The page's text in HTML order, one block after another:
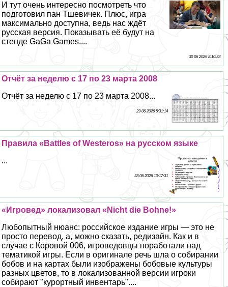
И тут очень интересно посмотреть что
подготовил пан Тшевичек. Плюс, игра
максимально доступна, ведь нас ждёт
русская версия. Показывать её будут на
стенде GaGa Games....
30 06 2026 8:10:33
Отчёт за неделю с 17 по 23 марта 2008
Отчёт за неделю с 17 по 23 марта 2008...
29 06 2026 5:31:14
Правила «Battles of Westeros» на русском языке
...
28 06 2026 10:17:31
«Игровед» локализовал «Nicht die Bohne!»
Любопытный нюанс: российское издание игры — это не
просто перевод, а, можно сказать, редизайн. Как и в
случае с Коровой 006, игроведовцы поработали над
тематикой игры. Если в оригинале речь шла о собирании
бобов и на картах были изображены бобовые культуры
разных цветов, то в локализованной версии игроки
собирают "курортный инвентарь"....